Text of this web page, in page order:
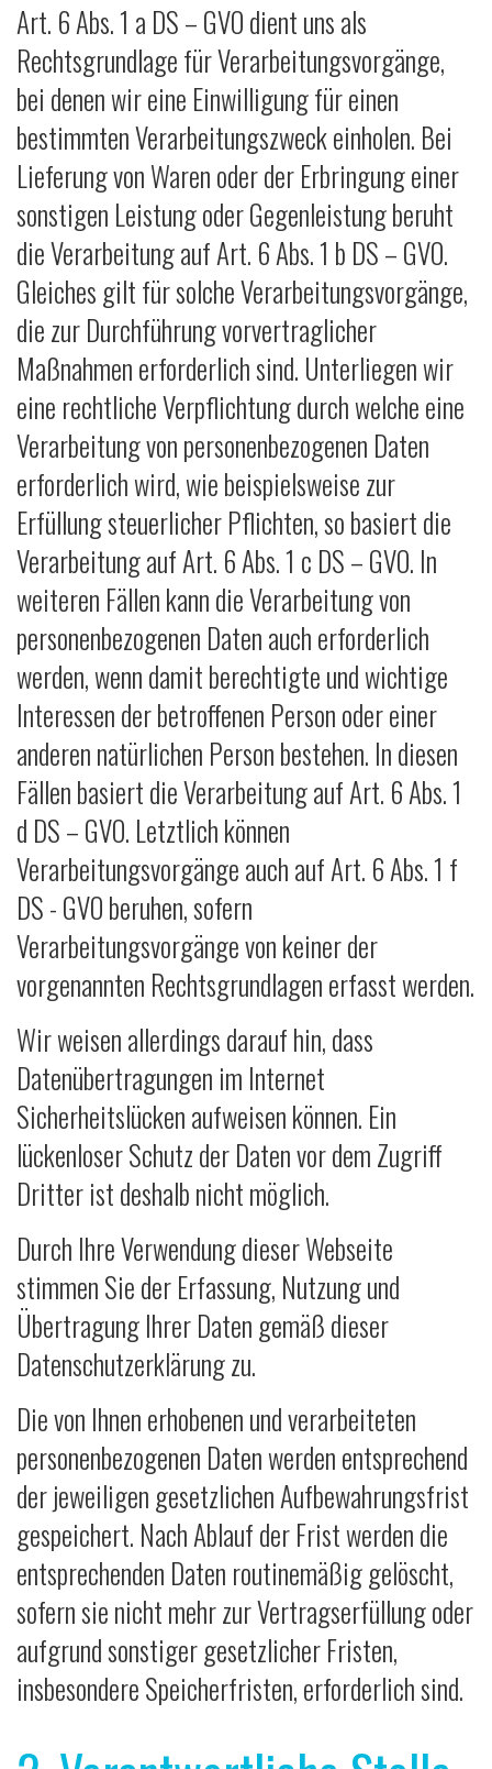
Art. 6 Abs. 1 a DS – GVO dient uns als
Rechtsgrundlage für Verarbeitungsvorgänge,
bei denen wir eine Einwilligung für einen
bestimmten Verarbeitungszweck einholen. Bei
Lieferung von Waren oder der Erbringung einer
sonstigen Leistung oder Gegenleistung beruht
die Verarbeitung auf Art. 6 Abs. 1 b DS – GVO.
Gleiches gilt für solche Verarbeitungsvorgänge,
die zur Durchführung vorvertraglicher
Maßnahmen erforderlich sind. Unterliegen wir
eine rechtliche Verpflichtung durch welche eine
Verarbeitung von personenbezogenen Daten
erforderlich wird, wie beispielsweise zur
Erfüllung steuerlicher Pflichten, so basiert die
Verarbeitung auf Art. 6 Abs. 1 c DS – GVO. In
weiteren Fällen kann die Verarbeitung von
personenbezogenen Daten auch erforderlich
werden, wenn damit berechtigte und wichtige
Interessen der betroffenen Person oder einer
anderen natürlichen Person bestehen. In diesen
Fällen basiert die Verarbeitung auf Art. 6 Abs. 1
d DS – GVO. Letztlich können
Verarbeitungsvorgänge auch auf Art. 6 Abs. 1 f
DS - GVO beruhen, sofern
Verarbeitungsvorgänge von keiner der
vorgenannten Rechtsgrundlagen erfasst werden.
Wir weisen allerdings darauf hin, dass
Datenübertragungen im Internet
Sicherheitslücken aufweisen können. Ein
lückenloser Schutz der Daten vor dem Zugriff
Dritter ist deshalb nicht möglich.
Durch Ihre Verwendung dieser Webseite
stimmen Sie der Erfassung, Nutzung und
Übertragung Ihrer Daten gemäß dieser
Datenschutzerklärung zu.
Die von Ihnen erhobenen und verarbeiteten
personenbezogenen Daten werden entsprechend
der jeweiligen gesetzlichen Aufbewahrungsfrist
gespeichert. Nach Ablauf der Frist werden die
entsprechenden Daten routinemäßig gelöscht,
sofern sie nicht mehr zur Vertragserfüllung oder
aufgrund sonstiger gesetzlicher Fristen,
insbesondere Speicherfristen, erforderlich sind.